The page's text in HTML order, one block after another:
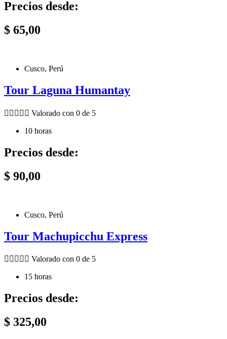
Precios desde:
$ 65,00
Cusco, Perú
Tour Laguna Humantay
     Valorado con 0 de 5
10 horas
Precios desde:
$ 90,00
Cusco, Perú
Tour Machupicchu Express
     Valorado con 0 de 5
15 horas
Precios desde:
$ 325,00